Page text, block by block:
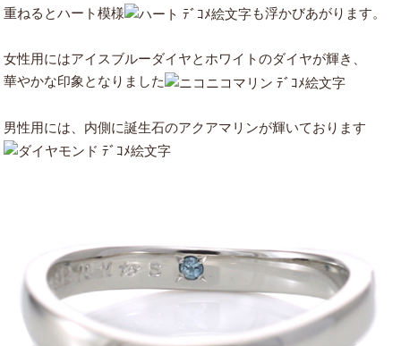
重ねるとハート模様
も浮かびあがります。
女性用にはアイスブルーダイヤとホワイトのダイヤが輝き、
華やかな印象となりました
男性用には、内側に誕生石のアクアマリンが輝いております